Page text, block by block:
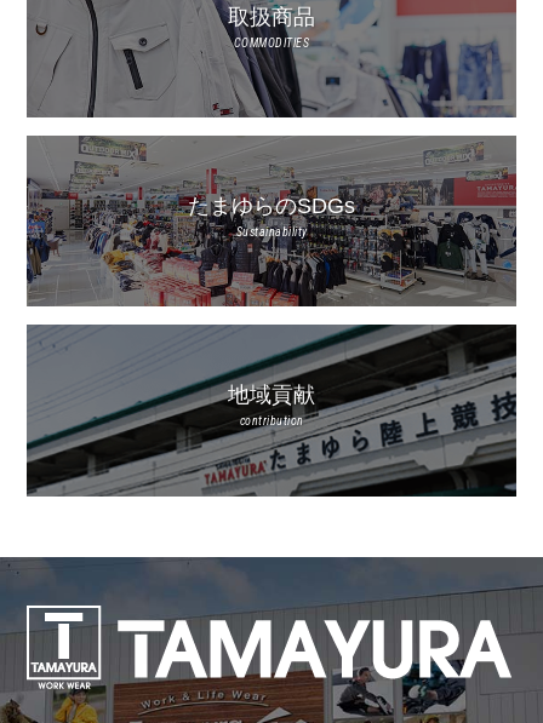
取扱商品
COMMODITIES
たまゆらのSDGs
Sustainability
地域貢献
contribution